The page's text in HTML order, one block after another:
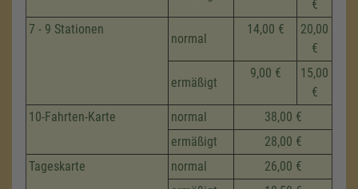
€
7 - 9 Stationen
normal
14,00 €
20,00
€
ermäßigt
9,00 €
15,00
€
10-Fahrten-Karte
normal
38,00 €
ermäßigt
28,00 €
Tageskarte
normal
26,00 €